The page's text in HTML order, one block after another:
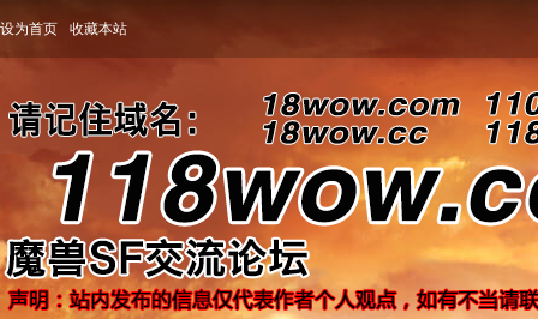
设为首页 收藏本站